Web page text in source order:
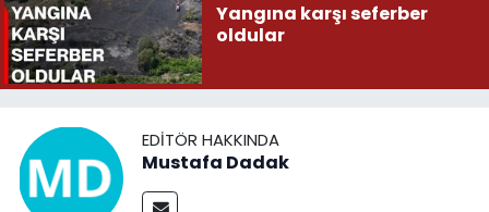
Yangına karşı seferber
oldular
EDITÖR HAKKINDA
Mustafa Dadak